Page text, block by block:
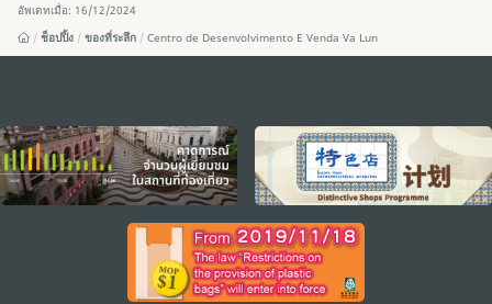
อัพเดทเมื่อ: 16/12/2024
ช็อปปิ้ง
ของที่ระลึก Centro de Desenvolvimento E Venda Va Lun
external links